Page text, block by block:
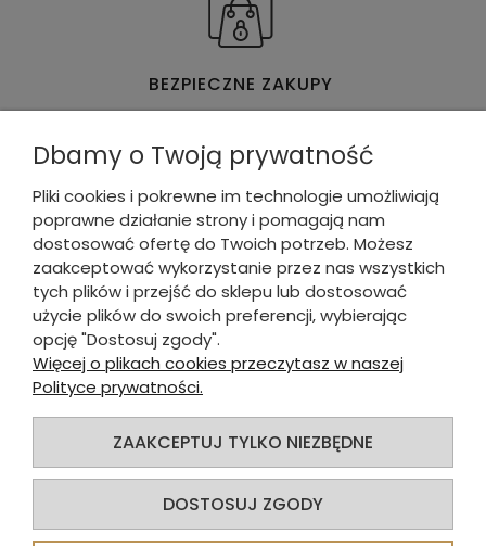
BEZPIECZNE ZAKUPY
WYGODNE & SZYBKIE PŁATNOŚCI
DLA KUPUJĄCEGO
INFORMACJE O SKLEPIE
© 2025Alva Sp. z o.o.. Wszelkie prawa zastrzeżone.
Sklep internetowy Shoper.pl
Dbamy o Twoją prywatność
Pliki cookies i pokrewne im technologie umożliwiają
poprawne działanie strony i pomagają nam
dostosować ofertę do Twoich potrzeb. Możesz
zaakceptować wykorzystanie przez nas wszystkich
tych plików i przejść do sklepu lub dostosować
użycie plików do swoich preferencji, wybierając
opcję "Dostosuj zgody".
Więcej o plikach cookies przeczytasz w naszej
Polityce prywatności.
ZAAKCEPTUJ TYLKO NIEZBĘDNE
DOSTOSUJ ZGODY